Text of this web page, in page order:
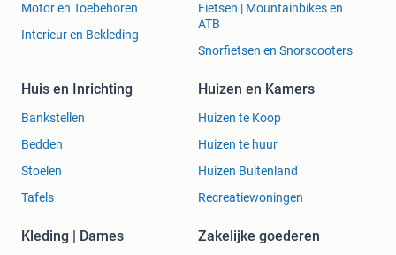
Motor en Toebehoren
Interieur en Bekleding
Fietsen | Mountainbikes en
ATB
Snorfietsen en Snorscooters
Huis en Inrichting
Bankstellen
Bedden
Stoelen
Tafels
Huizen en Kamers
Huizen te Koop
Huizen te huur
Huizen Buitenland
Recreatiewoningen
Kleding | Dames Zakelijke goederen